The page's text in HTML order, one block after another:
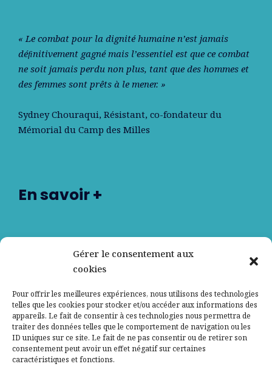
Gérer le consentement aux
cookies
Pour offrir les meilleures expériences, nous utilisons des technologies
telles que les cookies pour stocker et/ou accéder aux informations des
appareils. Le fait de consentir à ces technologies nous permettra de
traiter des données telles que le comportement de navigation ou les
ID uniques sur ce site. Le fait de ne pas consentir ou de retirer son
consentement peut avoir un effet négatif sur certaines
caractéristiques et fonctions.
« Le combat pour la dignité humaine n’est jamais
déﬁnitivement gagné mais l’essentiel est que ce combat
ne soit jamais perdu non plus, tant que des hommes et
des femmes sont prêts à le mener. »
Sydney Chouraqui, Résistant, co-fondateur du
Mémorial du Camp des Milles
En savoir +
Contactez-nous
Mentions légales